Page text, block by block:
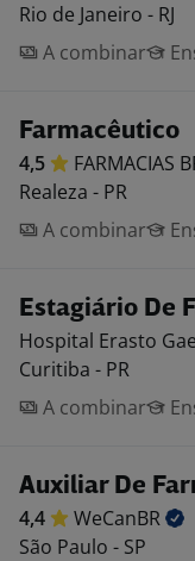
Rio de Janeiro - RJ
A combinar
Farmacêutico
4,5 FARMACIAS
Realeza - PR
A combinar
Estagiário De
Hospital Erasto
Curitiba - PR
A combinar
Auxiliar De
4,4
WeCanBR
São Paulo - SP